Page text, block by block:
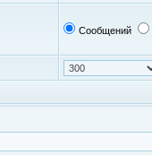
Сообщений